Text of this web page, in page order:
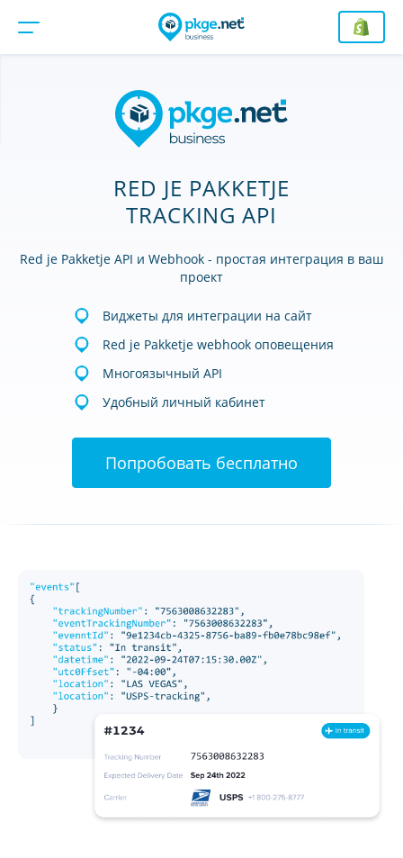
RED JE PAKKETJE
TRACKING API
Red je Pakketje API и Webhook - простая интеграция в ваш
проект
Виджеты для интеграции на сайт
Red je Pakketje webhook оповещения
Многоязычный API
Удобный личный кабинет
Попробовать бесплатно